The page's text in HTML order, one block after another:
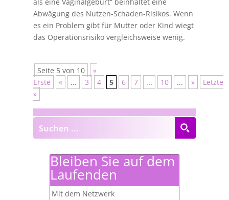
Abwägung des Nutzen-Schaden-Risikos. Wenn
es ein Problem gibt für Mutter oder Kind wiegt
das Operationsrisiko vergleichsweise wenig.
Seite 5 von 10
«
Erste
« ... 3 4 5 6 7 ... 10 ... »
Letzte
»
Bleiben Sie auf dem
Laufenden
Mit dem Netzwerk